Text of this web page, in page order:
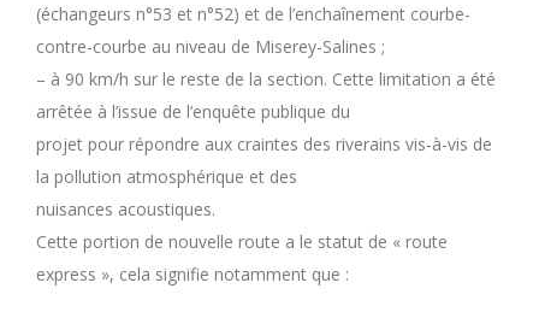
(échangeurs n°53 et n°52) et de l’enchaînement courbe-
contre-courbe au niveau de Miserey-Salines ;
– à 90 km/h sur le reste de la section. Cette limitation a été
arrêtée à l’issue de l’enquête publique du
projet pour répondre aux craintes des riverains vis-à-vis de
la pollution atmosphérique et des
nuisances acoustiques.
Cette portion de nouvelle route a le statut de « route
express », cela signifie notamment que :